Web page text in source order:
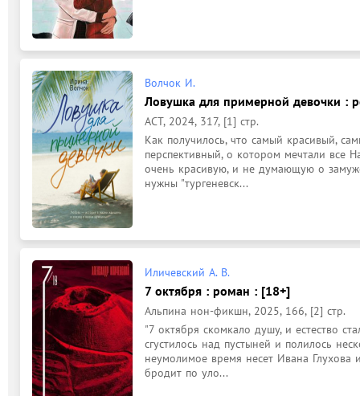
Волчок И.
Ловушка для примерной девочки :
АСТ, 2024, 317, [1] стр.
Как получилось, что самый красивый,
перспективный, о котором мечтали
очень красивую, и не думающую о
нужны "тургеневск...
Иличевский А. В.
7 октября : роман : [18+]
Альпина нон-фикшн, 2025, 166, [2] стр.
"7 октября скомкало душу, и естество
сгустилось над пустыней и полилось
неумолимое время несет Ивана Глухова
бродит по уло...